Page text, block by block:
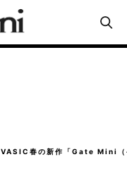
VASIC春の新作「Gate Mini（